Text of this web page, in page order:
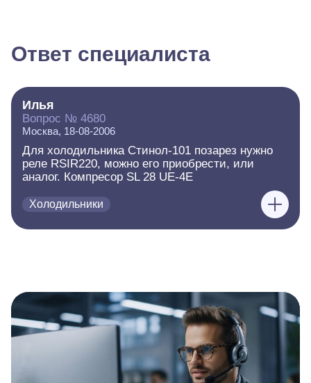
Ответ специалиста
Илья
Вопрос № 4680
Москва, 18-08-2006
Для холодильника Стинол-101 позарез нужно
реле RSIR220, можно его приобрести, или
аналог. Компресор SL 28 UE-4E
Холодильники